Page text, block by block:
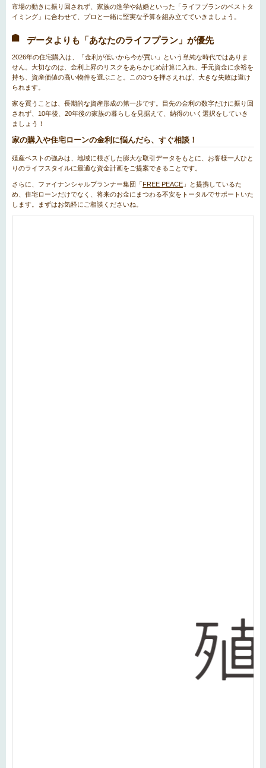
市場の動きに振り回されず、家族の進学や結婚といった「ライフプランのベストタ
イミング」に合わせて、プロと一緒に堅実な予算を組み立てていきましょう。
データよりも「あなたのライフプラン」が優先
2026年の住宅購入は、「金利が低いから今が買い」という単純な時代ではありま
せん。大切なのは、金利上昇のリスクをあらかじめ計算に入れ、手元資金に余裕を
持ち、資産価値の高い物件を選ぶこと。この3つを押さえれば、大きな失敗は避け
られます。
家を買うことは、長期的な資産形成の第一歩です。目先の金利の数字だけに振り回
されず、10年後、20年後の家族の暮らしを見据えて、納得のいく選択をしていき
ましょう！
家の購入や住宅ローンの金利に悩んだら、すぐ相談！
殖産ベストの強みは、地域に根ざした膨大な取引データをもとに、お客様一人ひと
りのライフスタイルに最適な資金計画をご提案できることです。
さらに、ファイナンシャルプランナー集団「FREE PEACE 」と提携しているた
め、住宅ローンだけでなく、将来のお金にまつわる不安をトータルでサポートいた
します。まずはお気軽にご相談くださいね。